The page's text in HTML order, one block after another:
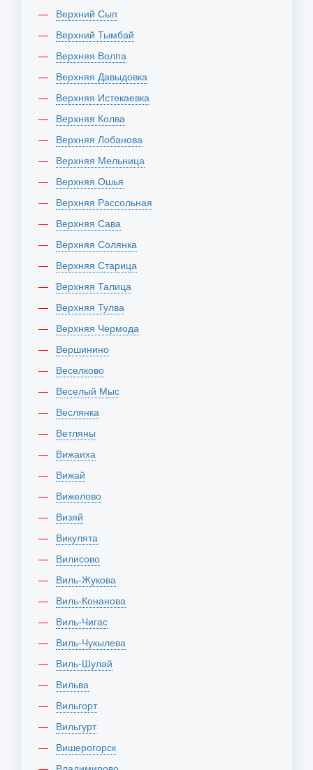
Верхний Сып
Верхний Тымбай
Верхняя Волпа
Верхняя Давыдовка
Верхняя Истекаевка
Верхняя Колва
Верхняя Лобанова
Верхняя Мельница
Верхняя Ошья
Верхняя Рассольная
Верхняя Сава
Верхняя Солянка
Верхняя Старица
Верхняя Талица
Верхняя Тулва
Верхняя Чермода
Вершинино
Веселково
Веселый Мыс
Веслянка
Ветляны
Вижаиха
Вижай
Вижелово
Визяй
Викулята
Вилисово
Виль-Жукова
Виль-Конанова
Виль-Чигас
Виль-Чукылева
Виль-Шулай
Вильва
Вильгорт
Вильгурт
Вишерогорск